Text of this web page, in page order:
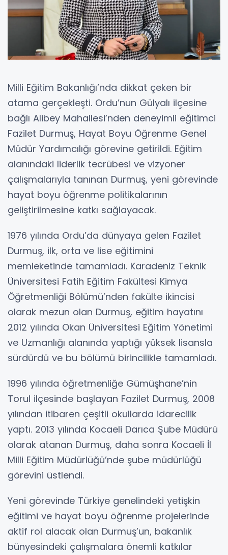
Milli Eğitim Bakanlığı’nda dikkat çeken bir
atama gerçekleşti. Ordu’nun Gülyalı ilçesine
bağlı Alibey Mahallesi’nden deneyimli eğitimci
Fazilet Durmuş, Hayat Boyu Öğrenme Genel
Müdür Yardımcılığı görevine getirildi. Eğitim
alanındaki liderlik tecrübesi ve vizyoner
çalışmalarıyla tanınan Durmuş, yeni görevinde
hayat boyu öğrenme politikalarının
geliştirilmesine katkı sağlayacak.
1976 yılında Ordu’da dünyaya gelen Fazilet
Durmuş, ilk, orta ve lise eğitimini
memleketinde tamamladı. Karadeniz Teknik
Üniversitesi Fatih Eğitim Fakültesi Kimya
Öğretmenliği Bölümü’nden fakülte ikincisi
olarak mezun olan Durmuş, eğitim hayatını
2012 yılında Okan Üniversitesi Eğitim Yönetimi
ve Uzmanlığı alanında yaptığı yüksek lisansla
sürdürdü ve bu bölümü birincilikle tamamladı.
1996 yılında öğretmenliğe Gümüşhane’nin
Torul ilçesinde başlayan Fazilet Durmuş, 2008
yılından itibaren çeşitli okullarda idarecilik
yaptı. 2013 yılında Kocaeli Darıca Şube Müdürü
olarak atanan Durmuş, daha sonra Kocaeli İl
Milli Eğitim Müdürlüğü’nde şube müdürlüğü
görevini üstlendi.
Yeni görevinde Türkiye genelindeki yetişkin
eğitimi ve hayat boyu öğrenme projelerinde
aktif rol alacak olan Durmuş’un, bakanlık
bünyesindeki çalışmalara önemli katkılar